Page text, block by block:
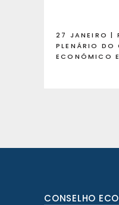
27 JANEIRO |
PLENÁRIO DO
ECONÓMICO
CONSELHO